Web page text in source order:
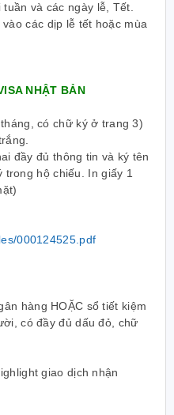
và các ngày lễ, Tết.
các dịp lễ tết hoặc mùa
NHẬT BẢN
có chữ ký ở trang 3)
đầy đủ thông tin và ký tên
hộ chiếu. In giấy 1
000124525.pdf
hàng HOẶC sổ tiết kiệm
có đầy đủ dấu đỏ, chữ
giao dịch nhận